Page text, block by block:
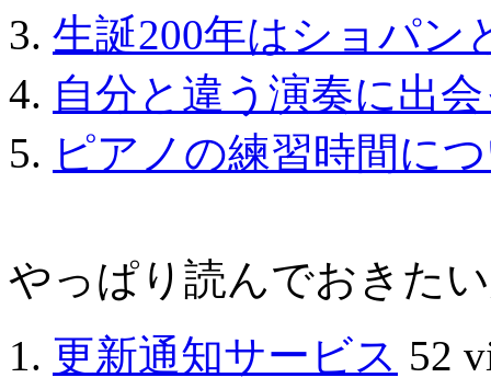
生誕200年はショパン
自分と違う演奏に出
ピアノの練習時間に
やっぱり読んでおきた
更新通知サービス 52